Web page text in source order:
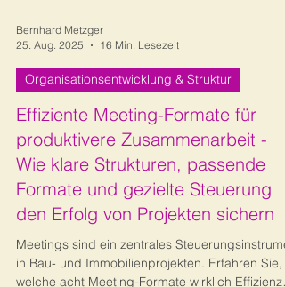
Bernhard Metzger
25. Aug. 2025
16 Min. Lesezeit
Organisationsentwicklung & Struktur
Effiziente Meeting-Formate für
produktivere Zusammenarbeit -
Wie klare Strukturen, passende
Formate und gezielte Steuerung
den Erfolg von Projekten sichern